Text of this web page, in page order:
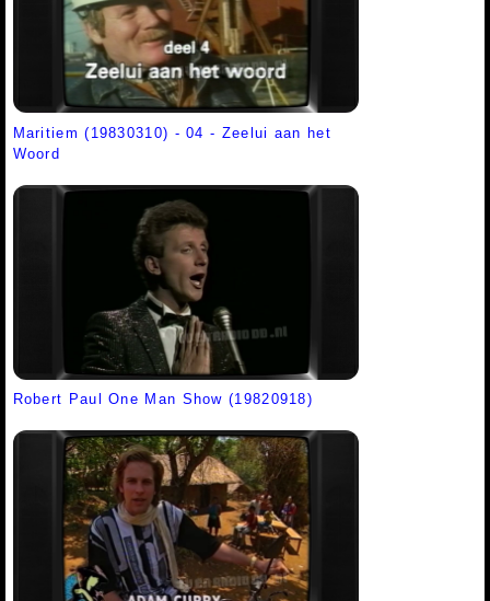
Maritiem (19830310) - 04 - Zeelui aan het
Woord
Robert Paul One Man Show (19820918)